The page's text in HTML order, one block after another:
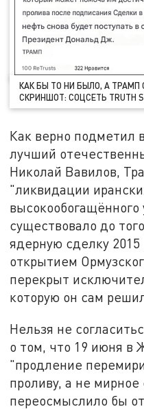
КАК БЫ ТО НИ БЫЛО, А ТРАМП
СКРИНШОТ: СОЦСЕТЬ TRUTH
Как верно подметил
лучший
Николай Вавилов,
"ликвидации
высокообогащённого
существовало до
ядерную сделку 2015
открытием
перекрыт
которую он сам
Нельзя не
о том, что 19 июня в
"продление
проливу, а не
переосмыслило бы